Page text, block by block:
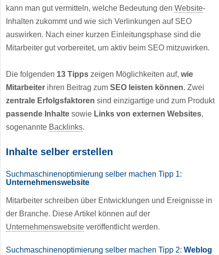
kann man gut vermitteln, welche Bedeutung den Website-
Inhalten zukommt und wie sich Verlinkungen auf SEO
auswirken. Nach einer kurzen Einleitungsphase sind die
Mitarbeiter gut vorbereitet, um aktiv beim SEO mitzuwirken.
Die folgenden 13 Tipps zeigen Möglichkeiten auf, wie
Mitarbeiter ihren Beitrag zum SEO leisten können. Zwei
zentrale Erfolgsfaktoren sind einzigartige und zum Produkt
passende Inhalte sowie Links von externen Websites,
sogenannte Backlinks.
Inhalte selber erstellen
Suchmaschinenoptimierung selber machen Tipp 1:
Unternehmenswebsite
Mitarbeiter schreiben über Entwicklungen und Ereignisse in
der Branche. Diese Artikel können auf der
Unternehmenswebsite veröffentlicht werden.
Suchmaschinenoptimierung selber machen Tipp 2: Weblog